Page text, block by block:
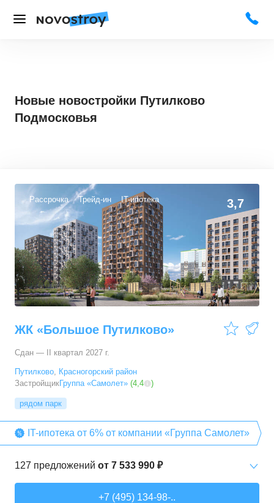
Новые новостройки Путилково
Подмосковья
Рассрочка Трейд-ин IT-ипотека 3,7
ЖК «Большое Путилково»
Сдан — II квартал 2027 г.
Путилково, Красногорский район
ЗастройщикГруппа «Самолет» (4,4 )
рядом парк
IT-ипотека от 6% от компании «Группа Самолет»
127 предложений от 7 533 990 ₽
+7 (495) 134-98-..